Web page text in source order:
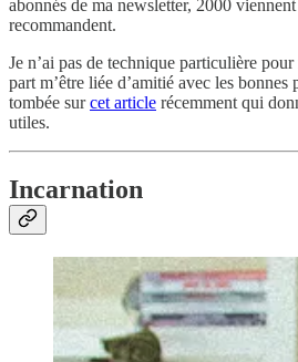
abonnés de ma newsletter, 2000
recommandent.
Je n’ai pas de technique particulière
part m’être liée d’amitié avec les bonnes
tombée surcet article récemment qui
utiles.
Incarnation